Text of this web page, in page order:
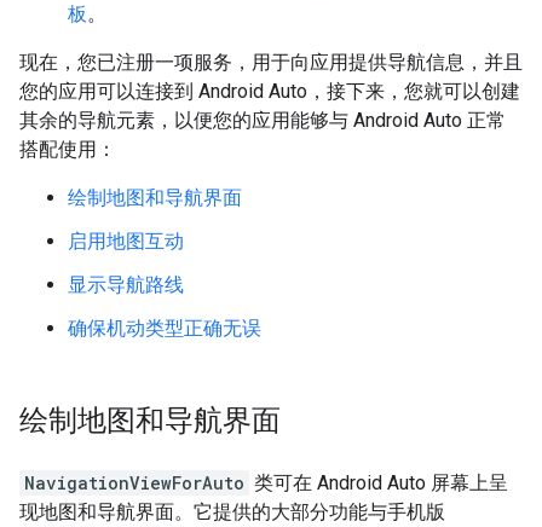
板。
现在，您已注册一项服务，用于向应用提供导航信息，并且
您的应用可以连接到 Android Auto，接下来，您就可以创建
其余的导航元素，以便您的应用能够与 Android Auto 正常
搭配使用：
绘制地图和导航界面
启用地图互动
显示导航路线
确保机动类型正确无误
绘制地图和导航界面
NavigationViewForAuto 类可在 Android Auto 屏幕上呈
现地图和导航界面。它提供的大部分功能与手机版